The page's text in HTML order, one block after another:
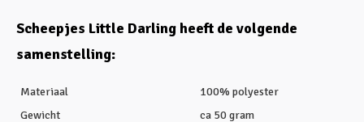
Scheepjes Little Darling heeft de volgende
samenstelling:
Materiaal
100% polyester
Gewicht
ca 50 gram